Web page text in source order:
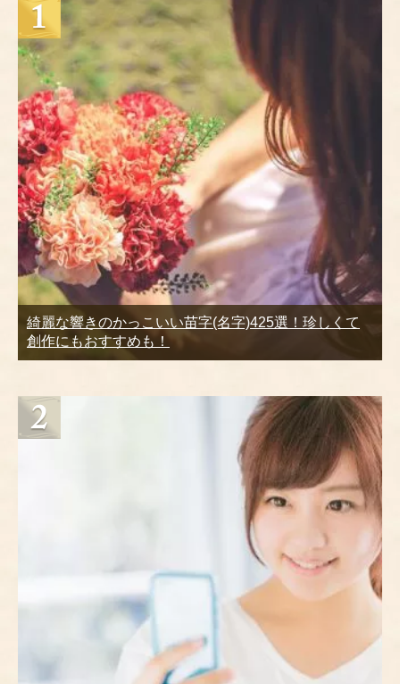
綺麗な響きのかっこいい苗字(名字)425選！珍しくて
創作にもおすすめも！